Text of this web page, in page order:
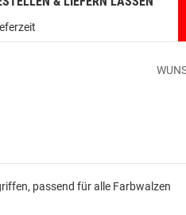
passend für alle Farbwalzen